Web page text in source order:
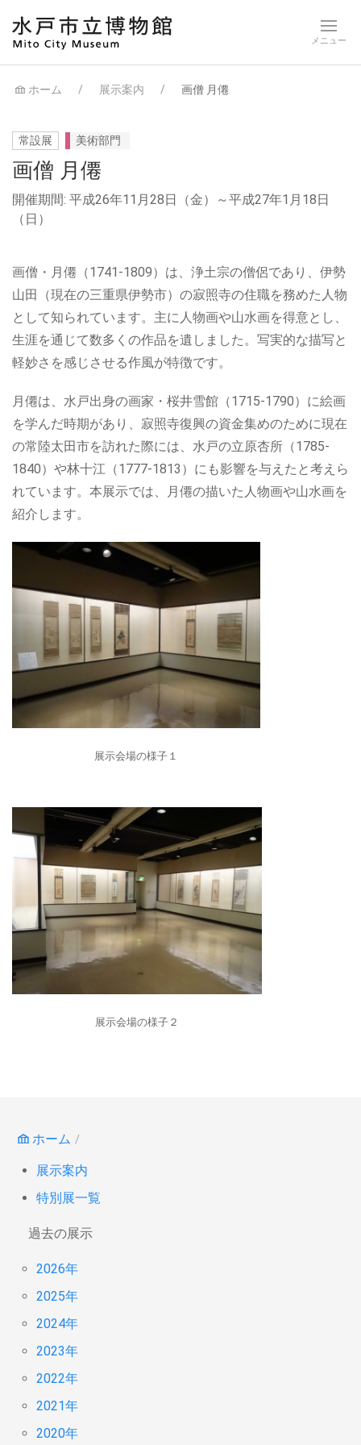
ホーム 展示案内 画僧 月僊
常設展 美術部門
画僧 月僊
開催期間: 平成26年11月28日（金）～平成27年1月18日
（日）
画僧・月僊（1741-1809）は、浄土宗の僧侶であり、伊勢
山田（現在の三重県伊勢市）の寂照寺の住職を務めた人物
として知られています。主に人物画や山水画を得意とし、
生涯を通じて数多くの作品を遺しました。写実的な描写と
軽妙さを感じさせる作風が特徴です。
月僊は、水戸出身の画家・桜井雪館（1715-1790）に絵画
を学んだ時期があり、寂照寺復興の資金集めのために現在
の常陸太田市を訪れた際には、水戸の立原杏所（1785-
1840）や林十江（1777-1813）にも影響を与えたと考えら
れています。本展示では、月僊の描いた人物画や山水画を
紹介します。
展示会場の様子１
展示会場の様子２
ホーム
展示案内
特別展一覧
過去の展示
2026年
2025年
2024年
2023年
2022年
2021年
2020年